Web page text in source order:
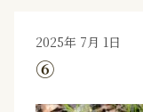
2025年 7月 1日
⑥